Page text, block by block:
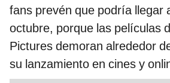
fans prevén que podría llegar
octubre, porque las películas
Pictures demoran alrededor
su lanzamiento en cines y